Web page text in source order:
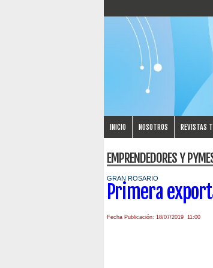
INICIO NOSOTROS REVISTAS
EMPRENDEDORES Y
GRAN ROSARIO
Primera
Fecha Publicación: 18/07/2019 11:00